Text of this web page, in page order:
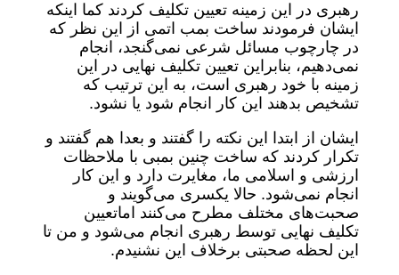
رهبری در این زمینه تعیین تکلیف کردند کما اینکه
ایشان فرمودند ساخت بمب اتمی از این نظر که
در چارچوب مسائل شرعی نمی‌گنجد، انجام
نمی‌دهیم، بنابراین تعیین تکلیف نهایی در این
زمینه با خود رهبری است، به این ترتیب که
تشخیص بدهند این کار انجام شود یا نشود.
ایشان از ابتدا این نکته را گفتند و بعدا هم گفتند و
تکرار کردند که ساخت چنین بمبی با ملاحظات
ارزشی و اسلامی ما، مغایرت دارد و این کار
انجام نمی‌شود. حالا یکسری می‌گویند و
صحبت‌های مختلف مطرح می‌کنند اماتعیین
تکلیف نهایی توسط رهبری انجام می‌شود و من تا
این لحظه صحبتی برخلاف این نشنیدم.